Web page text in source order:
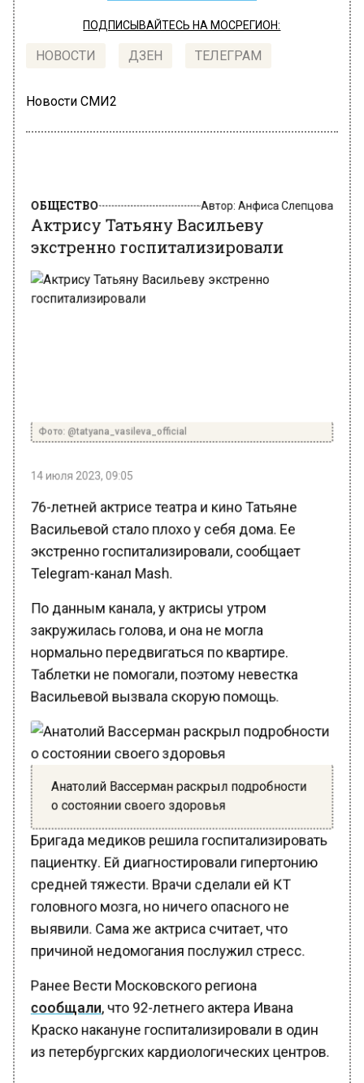
ПОДПИСЫВАЙТЕСЬ НА МОСРЕГИОН:
НОВОСТИ ДЗЕН ТЕЛЕГРАМ
Новости СМИ2
Актрису Татьяну Васильеву
экстренно госпитализировали
Васильевой стало плохо у себя дома. Ее
экстренно госпитализировали, сообщает
Telegram-канал Mash.
По данным канала, у актрисы утром
закружилась голова, и она не могла
нормально передвигаться по квартире.
Таблетки не помогали, поэтому невестка
Васильевой вызвала скорую помощь.
Анатолий Вассерман раскрыл подробности
о состоянии своего здоровья
Бригада медиков решила госпитализировать
пациентку. Ей диагностировали гипертонию
средней тяжести. Врачи сделали ей КТ
головного мозга, но ничего опасного не
выявили. Сама же актриса считает, что
причиной недомогания послужил стресс.
Ранее Вести Московского региона
сообщали, что 92-летнего актера Ивана
Краско накануне госпитализировали в один
из петербургских кардиологических центров.